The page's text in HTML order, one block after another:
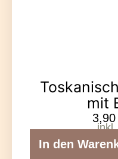
mit
3,90
In den